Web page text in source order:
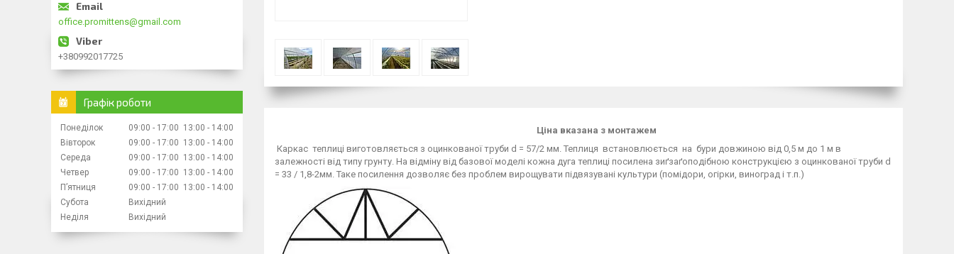
Ціна вказана з монтажем
Каркас теплиці виготовляється з оцинкованої труби d = 57/2 мм. Теплиця встановлюється на бури довжиною від 0,5 м до 1 м в
залежності від типу грунту. На відміну від базової моделі кожна дуга теплиці посилена зиґзаґоподібною конструкцією з оцинкованої труби d
= 33 / 1,8-2мм. Таке посилення дозволяє без проблем вирощувати підвязувані культури (помідори, огірки, виноград і т.п.)
office.promittens@gmail.com
+380992017725
Графік роботи
Понеділок 09:00 17:00 13:00
14:00
Вівторок
09:00 17:00 13:00
14:00
Середа
09:00 17:00 13:00
14:00
Четвер
09:00 17:00 13:00
14:00
Пʼятниця
09:00 17:00 13:00
14:00
Субота
Вихідний
Неділя
Вихідний